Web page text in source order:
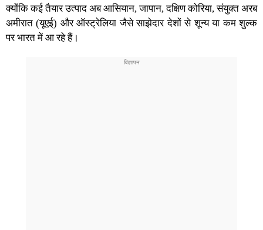
क्योंकि कई तैयार उत्पाद अब आसियान, जापान, दक्षिण कोरिया, संयुक्त अरब
अमीरात (यूएई) और ऑस्ट्रेलिया जैसे साझेदार देशों से शून्य या कम शुल्क
पर भारत में आ रहे हैं।